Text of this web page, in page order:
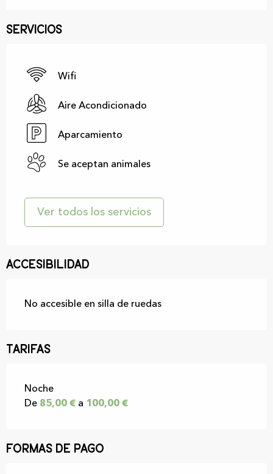
Servicios
Wifi
Aire Acondicionado
Aparcamiento
Se aceptan animales
Ver todos los servicios
Accesibilidad
No accesible en silla de ruedas
Tarifas
Tarifas 2027
Noche
De 85,00 € a 100,00 €
Formas de pago